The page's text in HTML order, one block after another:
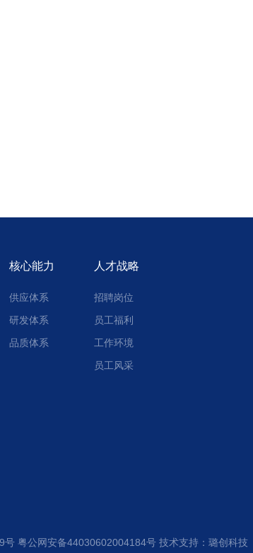
核心能力
供应体系
研发体系
品质体系
人才战略
招聘岗位
员工福利
工作环境
员工风采
号 粤公网安备44030602004184号 技术支持： 璐创科技